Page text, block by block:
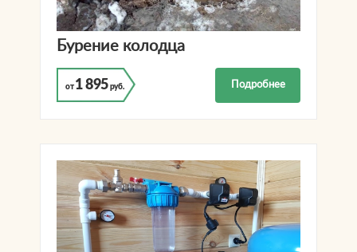
Бурение колодца
от 1 895 руб. Подробнее